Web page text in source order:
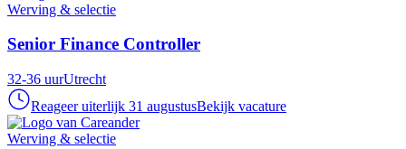
Werving & selectie
Senior Finance Controller
32-36 uurUtrecht
Reageer uiterlijk 31 augustusBekijk vacature
Werving & selectie